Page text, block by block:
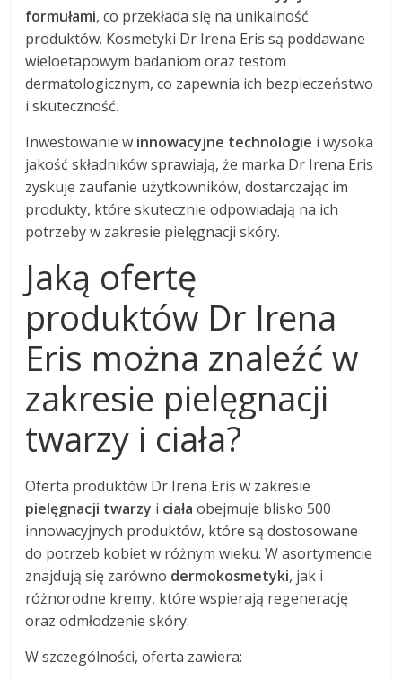
formułami, co przekłada się na unikalność
produktów. Kosmetyki Dr Irena Eris są poddawane
wieloetapowym badaniom oraz testom
dermatologicznym, co zapewnia ich bezpieczeństwo
i skuteczność.
Inwestowanie w innowacyjne technologie i wysoka
jakość składników sprawiają, że marka Dr Irena Eris
zyskuje zaufanie użytkowników, dostarczając im
produkty, które skutecznie odpowiadają na ich
potrzeby w zakresie pielęgnacji skóry.
Jaką ofertę
produktów Dr Irena
Eris można znaleźć w
zakresie pielęgnacji
twarzy i ciała?
Oferta produktów Dr Irena Eris w zakresie
pielęgnacji twarzy i ciała obejmuje blisko 500
innowacyjnych produktów, które są dostosowane
do potrzeb kobiet w różnym wieku. W asortymencie
znajdują się zarówno dermokosmetyki, jak i
różnorodne kremy, które wspierają regenerację
oraz odmłodzenie skóry.
W szczególności, oferta zawiera: